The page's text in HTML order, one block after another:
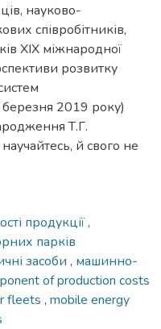
науково-
співробітників,
XIX міжнародної
розвитку
2019 року)
Т.Г.
й свого не
продукції,
парків
засоби , машинно-
of production costs
fleets , mobile energy